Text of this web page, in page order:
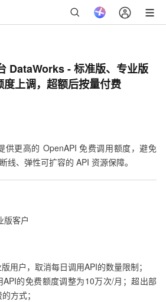
DataWorks-标准版、专业版
上调，超额后按量付费
供更高的 OpenAPI 免费调用额度，避免
线、弹性可扩容的 API 资源保障。
版客户
用户，取消每日调用API的数量限制；
的免费额度调整为10万次/月；超出部
方式；